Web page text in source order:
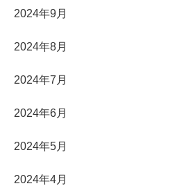
2024年9月
2024年8月
2024年7月
2024年6月
2024年5月
2024年4月